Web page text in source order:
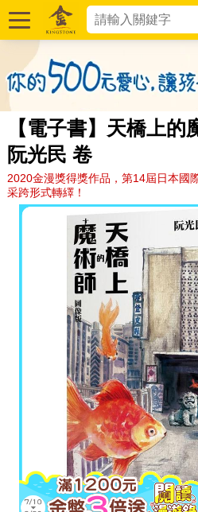
【電子書】天橋上的
阮光民 卷
2020金漫獎得獎作品，第14屆日本國
采跨形式轉繹！